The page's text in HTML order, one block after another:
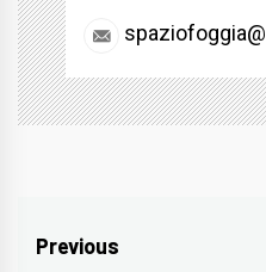
Navigazione
Previous